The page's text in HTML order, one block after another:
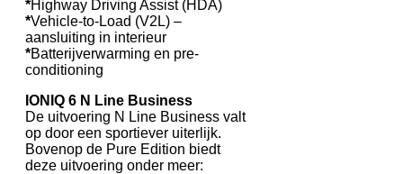
*Highway Driving Assist (HDA)
*Vehicle-to-Load (V2L) –
aansluiting in interieur
*Batterijverwarming en pre-
conditioning
IONIQ 6 N Line Business
De uitvoering N Line Business valt
op door een sportiever uiterlijk.
Bovenop de Pure Edition biedt
deze uitvoering onder meer: